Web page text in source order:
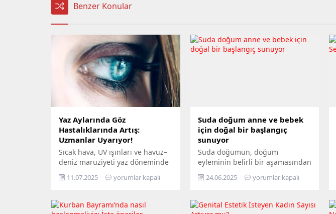
Benzer Konular
Yaz Aylarında Göz
Hastalıklarında Artış:
Uzmanlar Uyarıyor!
Sıcak hava, UV ışınları ve havuz–
deniz maruziyeti yaz döneminde
göz sağlığını tehdit ediyor.
Uzmanlar dikkat edilmesi
aylarıyla birlikte göz hastalıkları
11.07.2025 yorumlar kapalı
Suda doğum anne ve bebek
için doğal bir başlangıç
sunuyor
Suda doğumun, doğum
eyleminin belirli bir aşamasından
itibaren annenin, özel
hazırlanmış ve hijyen
havuzuna alınarak doğumun bu
24.06.2025 yorumlar kapalı